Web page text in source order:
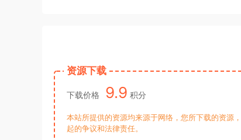
资源下载
下载价格 9.9 积分
本站所提供的资源均来源于网络，您所下载的资源
起的争议和法律责任。